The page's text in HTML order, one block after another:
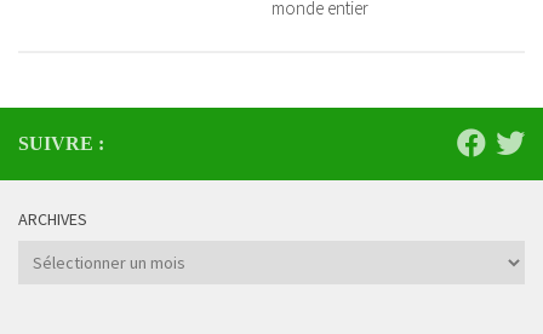
monde entier
SUIVRE :
ARCHIVES
Archives